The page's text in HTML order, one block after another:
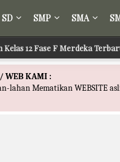
SD SMP SMA
Kelas 12 Fase F Merdeka
Kelas 12 Fase F Merdeka
WEB KAMI :
lahan Mematikan WEBSITE